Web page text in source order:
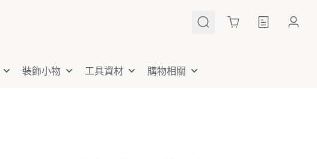
Cart
裝飾小物 工具資材 購物相關